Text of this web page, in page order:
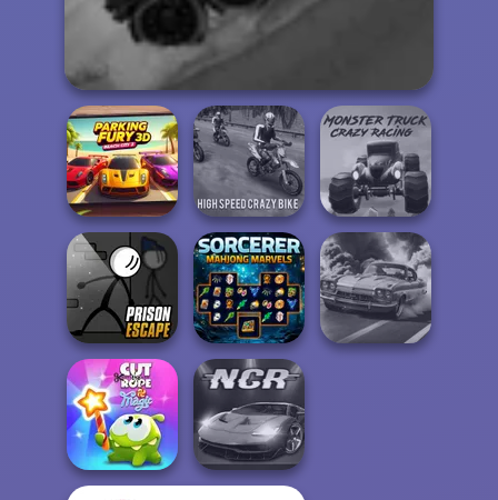
Parking Fury 3D:
Beach City 2
High Speed Crazy
Bike
Monster Truck
Crazy Racing
Prison Escape
Online
Sorcerer
Mahjong Marvels